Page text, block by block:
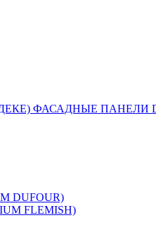
ФАСАДНЫЕ ПАНЕЛИ
DUFOUR)
FLEMISH)